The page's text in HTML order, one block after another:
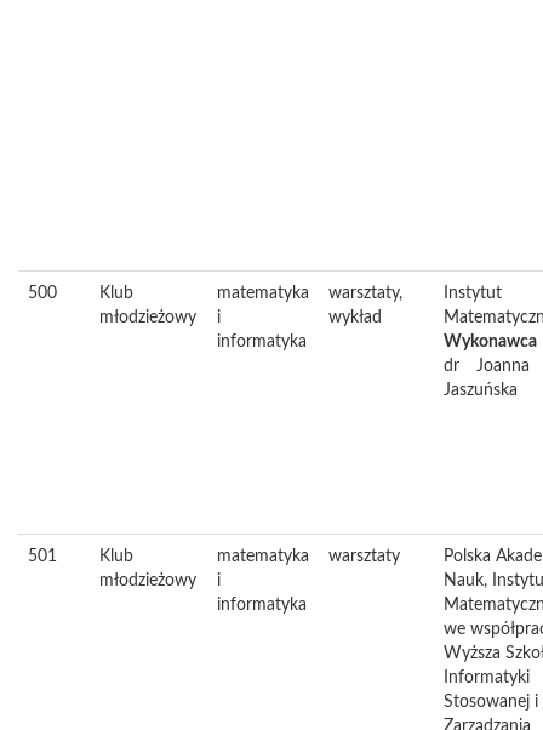
500
Klub
młodzieżowy
matematyka
i
informatyka
warsztaty,
wykład
Instytut
Wykonawca
dr
Joanna
Jaszuńska
501
Klub
młodzieżowy
matematyka
i
informatyka
warsztaty
Polska
Nauk,
we
Wyższa
Informatyki
Stosowanej i
Zarządzania